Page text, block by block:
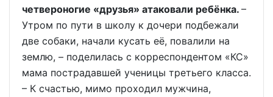
четвероногие «друзья» атаковали ребёнка. –
Утром по пути в школу к дочери подбежали
две собаки, начали кусать её, повалили на
землю, – поделилась с корреспондентом «КС»
мама пострадавшей ученицы третьего класса.
– К счастью, мимо проходил мужчина,